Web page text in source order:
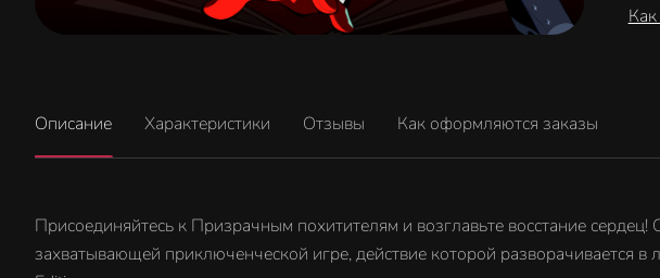
Описание Характеристики Отзывы Как оформляются заказы
Присоединяйтесь к Призрачным похитителям и возглавьте восстание
захватывающей приключенческой игре, действие которой разворачивается